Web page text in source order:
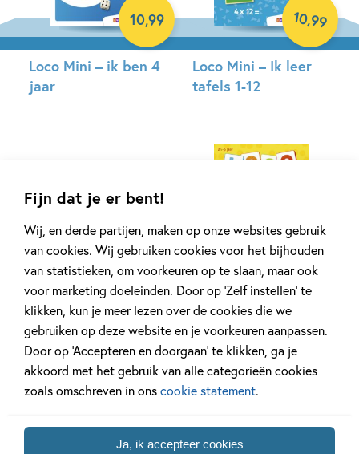
Fijn dat je er bent!
Wij, en derde partijen, maken op onze websites gebruik
van cookies. Wij gebruiken cookies voor het bijhouden
van statistieken, om voorkeuren op te slaan, maar ook
voor marketing doeleinden. Door op ‘Zelf instellen’ te
klikken, kun je meer lezen over de cookies die we
gebruiken op deze website en je voorkeuren aanpassen.
Door op ‘Accepteren en doorgaan’ te klikken, ga je
akkoord met het gebruik van alle categorieën cookies
zoals omschreven in onscookie statement.
Ja, ik accepteer cookies
Loco Mini – ik ben 4
jaar
10,99
Loco Mini – Ik leer
tafels 1-12
10,99
Nijntje edutainment
– nijntje tel &
beweeg
13,99
Loco Bambino – Loco
bambino
peuterpakket
32,50